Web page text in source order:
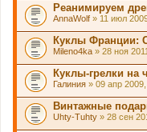
Реанимируем
AnnaWolf » 11 июл
Куклы Франции:
Mileno4ka » 28 ноя
Куклы-грелки на
Галиния » 09 апр
Винтажные
Uhty-Tuhty » 28 сен